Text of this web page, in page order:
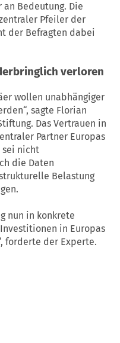
an Bedeutung. Die
Pfeiler der
der Befragten dabei
verloren
wollen unabhängiger
sagte Florian
Das Vertrauen in
Partner Europas
sei nicht
die Daten
Belastung
nun in konkrete
in Europas
forderte der Experte.